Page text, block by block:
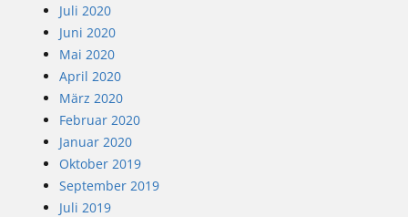
Juli 2020
Juni 2020
Mai 2020
April 2020
März 2020
Februar 2020
Januar 2020
Oktober 2019
September 2019
Juli 2019